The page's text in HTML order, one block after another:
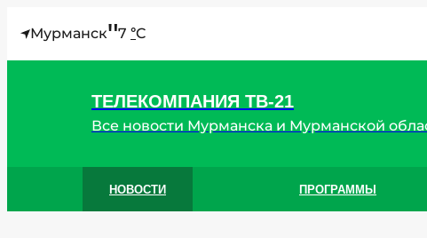
Мурманск"7 °C
ТЕЛЕКОМПАНИЯ ТВ-21
Все новости Мурманска и Мурманской
НОВОСТИ ПРОГРАММЫ